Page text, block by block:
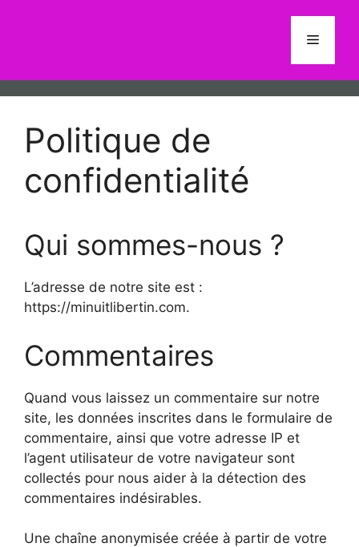
Menu
Politique de
confidentialité
Qui sommes-nous ?
L’adresse de notre site est :
https://minuitlibertin.com.
Commentaires
Quand vous laissez un commentaire sur notre
site, les données inscrites dans le formulaire de
commentaire, ainsi que votre adresse IP et
l’agent utilisateur de votre navigateur sont
collectés pour nous aider à la détection des
commentaires indésirables.
Une chaîne anonymisée créée à partir de votre